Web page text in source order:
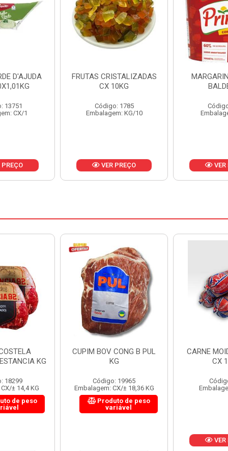
1785
KG/10
PREÇO
MARGARINA PRIMOR
BALDE 3KG
Código: 1801
Embalagem: BD/1
VER PREÇO
CAIXA
VER
B PUL
19965
± 18,36 KG
de peso
CARNE MOIDA FORTBOI
CX 10KG
Código: 200
Embalagem: KG/10
LOMBINHO
Embalagem: